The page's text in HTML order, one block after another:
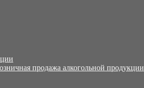
продажа алкогольной продукции